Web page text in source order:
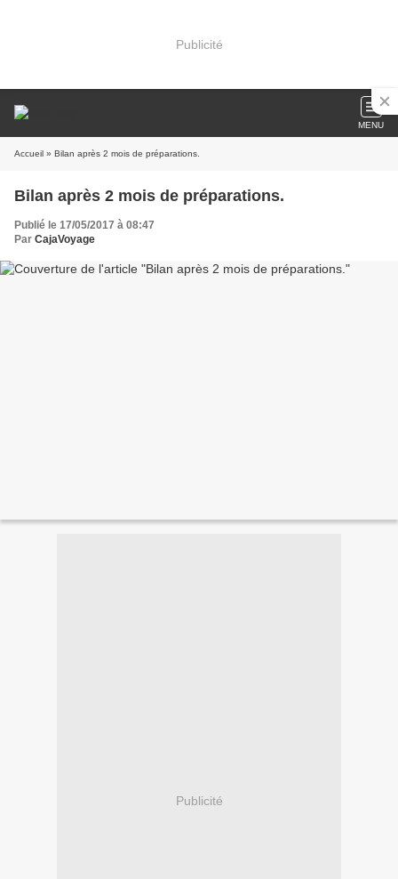
Publicité
MENU
Accueil » Bilan après 2 mois de préparations.
Bilan après 2 mois de préparations.
Publié le 17/05/2017 à 08:47
Par CajaVoyage
Publicité